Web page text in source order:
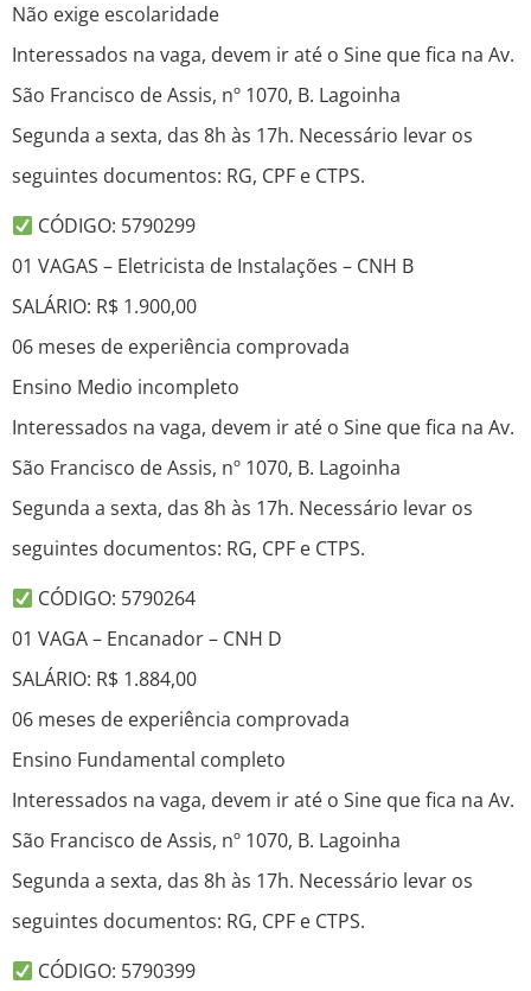
Não exige escolaridade
Interessados na vaga, devem ir até o Sine que fica na Av.
São Francisco de Assis, nº 1070, B. Lagoinha
Segunda a sexta, das 8h às 17h. Necessário levar os
seguintes documentos: RG, CPF e CTPS.
CÓDIGO: 5790299
01 VAGAS – Eletricista de Instalações – CNH B
SALÁRIO: R$ 1.900,00
06 meses de experiência comprovada
Ensino Medio incompleto
Interessados na vaga, devem ir até o Sine que fica na Av.
São Francisco de Assis, nº 1070, B. Lagoinha
Segunda a sexta, das 8h às 17h. Necessário levar os
seguintes documentos: RG, CPF e CTPS.
CÓDIGO: 5790264
01 VAGA – Encanador – CNH D
SALÁRIO: R$ 1.884,00
06 meses de experiência comprovada
Ensino Fundamental completo
Interessados na vaga, devem ir até o Sine que fica na Av.
São Francisco de Assis, nº 1070, B. Lagoinha
Segunda a sexta, das 8h às 17h. Necessário levar os
seguintes documentos: RG, CPF e CTPS.
CÓDIGO: 5790399